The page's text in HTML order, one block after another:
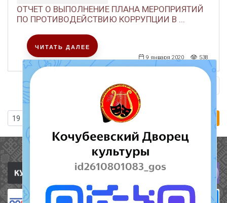
ОТЧЕТ О ВЫПОЛНЕНИЕ ПЛАНА МЕРОПРИЯТИЙ
ПО ПРОТИВОДЕЙСТВИЮ КОРРУПЦИИ В ...
9 января 2020 538
ЧИТАТЬ ДАЛЕЕ
Предыдущая страница
1 …
Полезные ссылки